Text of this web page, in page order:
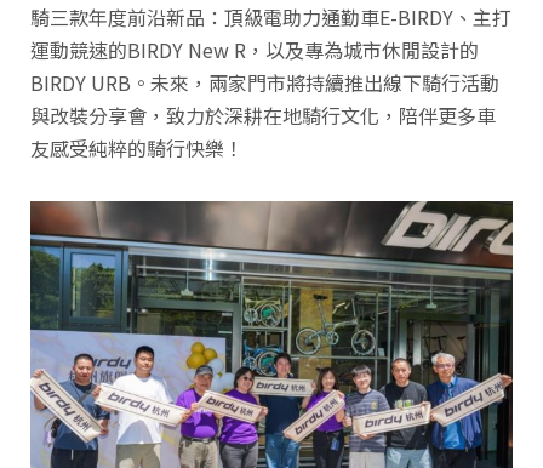
騎三款年度前沿新品：頂級電助力通勤車E-BIRDY、主打
運動競速的BIRDY New R，以及專為城市休閒設計的
BIRDY URB。未來，兩家門市將持續推出線下騎行活動
與改裝分享會，致力於深耕在地騎行文化，陪伴更多車
友感受純粹的騎行快樂！